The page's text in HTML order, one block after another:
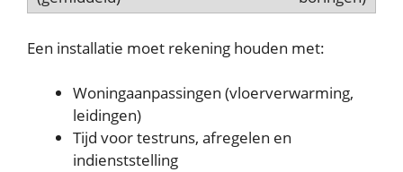
Een installatie moet rekening houden met:
Woningaanpassingen (vloerverwarming,
leidingen)
Tijd voor testruns, afregelen en
indienststelling